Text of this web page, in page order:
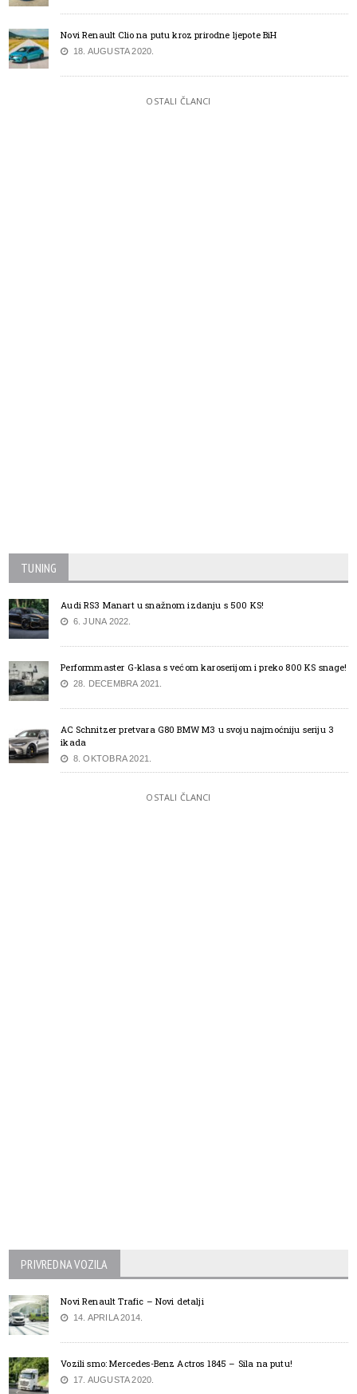
Novi Renault Clio na putu kroz prirodne ljepote BiH
18. AUGUSTA 2020.
OSTALI ČLANCI
TUNING
Audi RS3 Manart u snažnom izdanju s 500 KS!
6. JUNA 2022.
Performmaster G-klasa s većom karoserijom i preko 800 KS snage!
28. DECEMBRA 2021.
AC Schnitzer pretvara G80 BMW M3 u svoju najmoćniju seriju 3
ikada
8. OKTOBRA 2021.
OSTALI ČLANCI
PRIVREDNA VOZILA
Novi Renault Trafic – Novi detalji
14. APRILA 2014.
Vozili smo: Mercedes-Benz Actros 1845 – Sila na putu!
17. AUGUSTA 2020.